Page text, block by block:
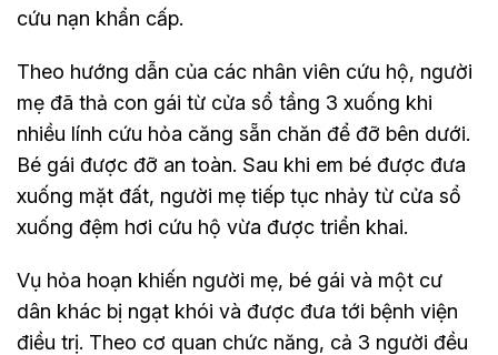
cứu nạn khẩn cấp.
Theo hướng dẫn của các nhân viên cứu hộ, người
mẹ đã thả con gái từ cửa sổ tầng 3 xuống khi
nhiều lính cứu hỏa căng sẵn chăn để đỡ bên dưới.
Bé gái được đỡ an toàn. Sau khi em bé được đưa
xuống mặt đất, người mẹ tiếp tục nhảy từ cửa sổ
xuống đệm hơi cứu hộ vừa được triển khai.
Vụ hỏa hoạn khiến người mẹ, bé gái và một cư
dân khác bị ngạt khói và được đưa tới bệnh viện
điều trị. Theo cơ quan chức năng, cả 3 người đều